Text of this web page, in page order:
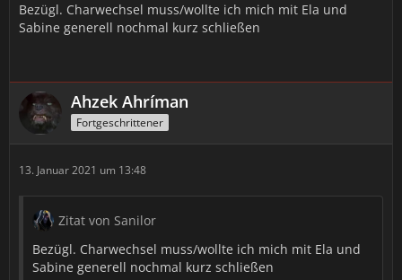
Bezügl. Charwechsel muss/wollte ich mich mit Ela und
Sabine generell nochmal kurz schließen
Ahzek Ahríman
Fortgeschrittener
13. Januar 2021 um 13:48
Zitat von Sanilor
Bezügl. Charwechsel muss/wollte ich mich mit Ela und
Sabine generell nochmal kurz schließen